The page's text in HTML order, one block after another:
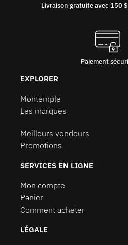
Livraison gratuite avec 150
Paiement
EXPLORER
Montemple
Les marques
Meilleurs vendeurs
Promotions
SERVICES EN LIGNE
Mon compte
Panier
Comment acheter
LÉGALE